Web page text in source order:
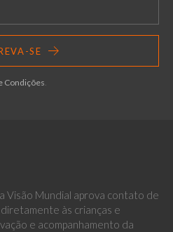
SE
Condições.
Visão Mundial aprova contato de
às crianças e
e acompanhamento da